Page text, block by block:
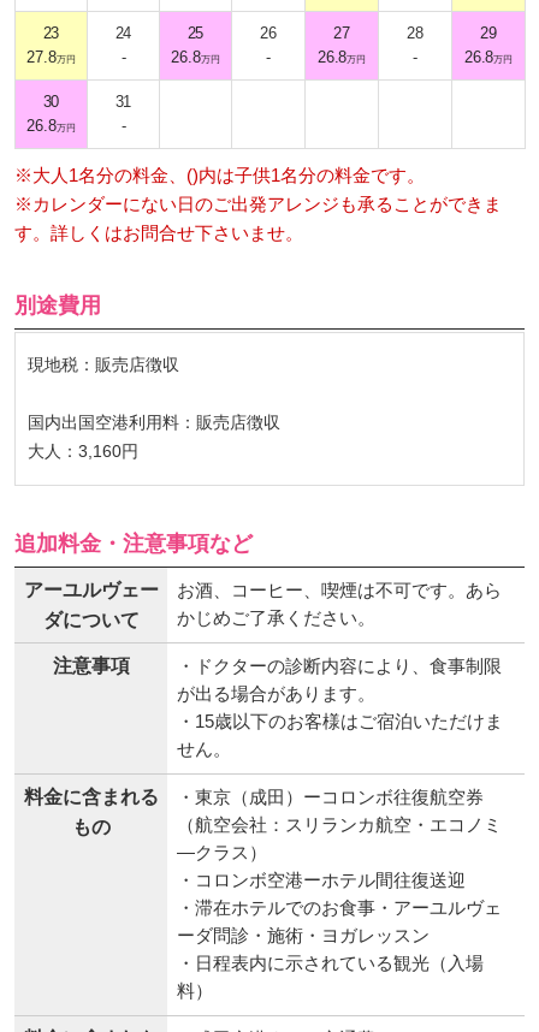
23
27.8万円
24
-
25
26.8万円
26
-
27
26.8万円
28
-
29
26.8万円
30
26.8万円
31
-
※大人1名分の料金、()内は子供1名分の料金です。
※カレンダーにない日のご出発アレンジも承ることができま
す。詳しくはお問合せ下さいませ。
別途費用
現地税：販売店徴収
国内出国空港利用料：販売店徴収
大人：3,160円
追加料金・注意事項など
アーユルヴェー
ダについて
お酒、コーヒー、喫煙は不可です。あら
かじめご了承ください。
注意事項
・ドクターの診断内容により、食事制限
が出る場合があります。
・15歳以下のお客様はご宿泊いただけま
せん。
料金に含まれる
もの
・東京（成田）ーコロンボ往復航空券
（航空会社：スリランカ航空・エコノミ
―クラス）
・コロンボ空港ーホテル間往復送迎
・滞在ホテルでのお食事・アーユルヴェ
ーダ問診・施術・ヨガレッスン
・日程表内に示されている観光（入場
料）